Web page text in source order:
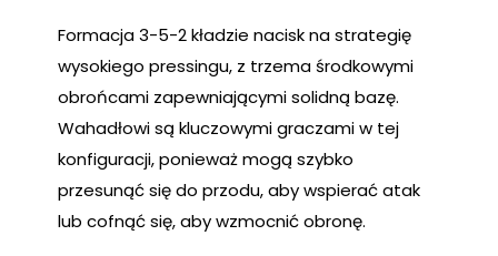
Formacja 3-5-2 kładzie nacisk na strategię
wysokiego pressingu, z trzema środkowymi
obrońcami zapewniającymi solidną bazę.
Wahadłowi są kluczowymi graczami w tej
konfiguracji, ponieważ mogą szybko
przesunąć się do przodu, aby wspierać atak
lub cofnąć się, aby wzmocnić obronę.